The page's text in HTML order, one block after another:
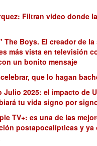
Filtran video donde
The Boys. El creador de la
más vista en televisión
un bonito mensaje
que lo hagan
Julio 2025: el impacto de
tu vida signo por
TV+: es una de las
postapocalípticas y ya